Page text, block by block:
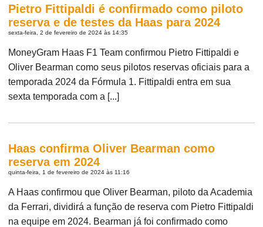
Pietro Fittipaldi é confirmado como piloto
reserva e de testes da Haas para 2024
sexta-feira, 2 de fevereiro de 2024 às 14:35
MoneyGram Haas F1 Team confirmou Pietro Fittipaldi e
Oliver Bearman como seus pilotos reservas oficiais para a
temporada 2024 da Fórmula 1. Fittipaldi entra em sua
sexta temporada com a [...]
Haas confirma Oliver Bearman como
reserva em 2024
quinta-feira, 1 de fevereiro de 2024 às 11:16
A Haas confirmou que Oliver Bearman, piloto da Academia
da Ferrari, dividirá a função de reserva com Pietro Fittipaldi
na equipe em 2024. Bearman já foi confirmado como